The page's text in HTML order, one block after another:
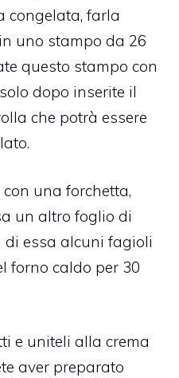
congelata, farla
uno stampo da 26
questo stampo con
dopo inserite il
che potrà essere
una forchetta,
un altro foglio di
essa alcuni fagioli
forno caldo per 30
e uniteli alla crema
aver preparato